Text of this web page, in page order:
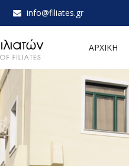
info@filiates.gr
ΑΡΧΙΚΗ